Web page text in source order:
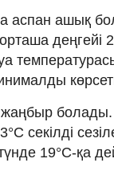
аспан ашық
деңгейі
жаңбыр
секілді
19°C-қа